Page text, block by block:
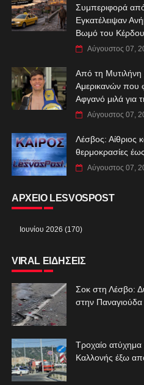
Συμπεριφορά από
Εγκατέλειψαν
Βωμό του
Αύγουστος 07,
Από τη Μυτιλήνη
Αμερικανών που
Αφγανό μιλά για
Αύγουστος 07,
Λέσβος: Αίθριος
θερμοκρασίες
Αύγουστος 07,
ΑΡΧΕΙΟ LESVOSPOST
VIRAL ΕΙΔΗΣΕΙΣ
Σοκ στη Λέσβο:
στην Παναγιούδα
Τροχαίο
Καλλονής έξω